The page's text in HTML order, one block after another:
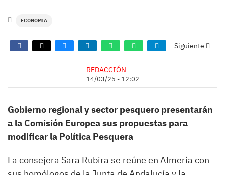
ECONOMIA
Siguiente
REDACCIÓN
14/03/25 - 12:02
Gobierno regional y sector pesquero presentarán
a la Comisión Europea sus propuestas para
modificar la Política Pesquera
La consejera Sara Rubira se reúne en Almería con